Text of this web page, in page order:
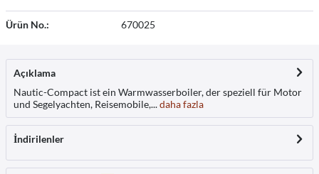
Ürün No.: 670025
Açıklama
Nautic-Compact ist ein Warmwasserboiler, der speziell für Motor
und Segelyachten, Reisemobile,...daha fazla
İndirilenler